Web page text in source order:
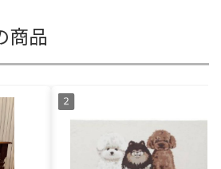
商品